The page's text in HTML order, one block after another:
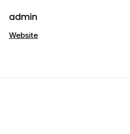
admin
Website